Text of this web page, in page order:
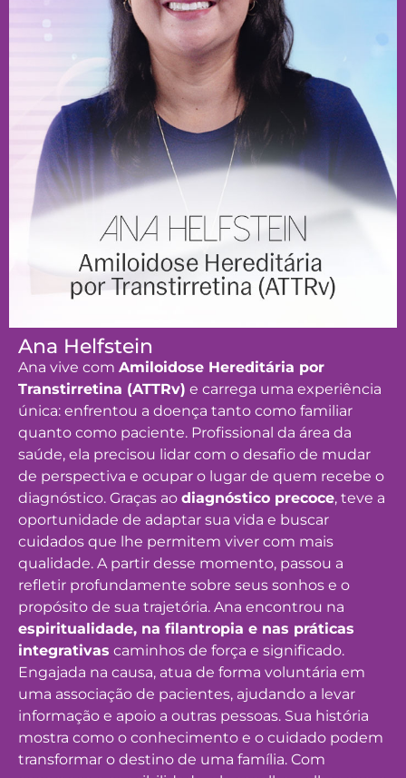
Ana Helfstein
Ana vive com Amiloidose Hereditária por
Transtirretina (ATTRv) e carrega uma experiência
única: enfrentou a doença tanto como familiar
quanto como paciente. Profissional da área da
saúde, ela precisou lidar com o desafio de mudar
de perspectiva e ocupar o lugar de quem recebe o
diagnóstico. Graças ao diagnóstico precoce, teve a
oportunidade de adaptar sua vida e buscar
cuidados que lhe permitem viver com mais
qualidade. A partir desse momento, passou a
refletir profundamente sobre seus sonhos e o
propósito de sua trajetória. Ana encontrou na
espiritualidade, na filantropia e nas práticas
integrativas caminhos de força e significado.
Engajada na causa, atua de forma voluntária em
uma associação de pacientes, ajudando a levar
informação e apoio a outras pessoas. Sua história
mostra como o conhecimento e o cuidado podem
transformar o destino de uma família. Com